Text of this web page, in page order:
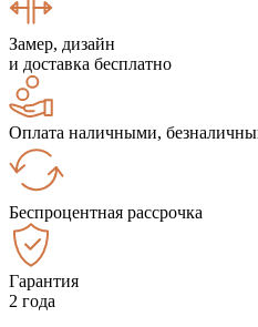
Замер, дизайн
и доставка бесплатно
Оплата наличными,
Беспроцентная рассрочка
Гарантия
2 года